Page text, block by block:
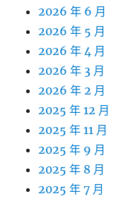
2026 年 6 月
2026 年 5 月
2026 年 4 月
2026 年 3 月
2026 年 2 月
2025 年 12 月
2025 年 11 月
2025 年 9 月
2025 年 8 月
2025 年 7 月